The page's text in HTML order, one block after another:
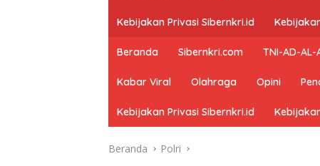
Kebijakan Privasi Sibernkri.id
Beranda Sibernkri.com TNI-AD-AL-
Kabar Viral Olahraga Opini
Kebijakan Privasi Sibernkri.id
Beranda Polri